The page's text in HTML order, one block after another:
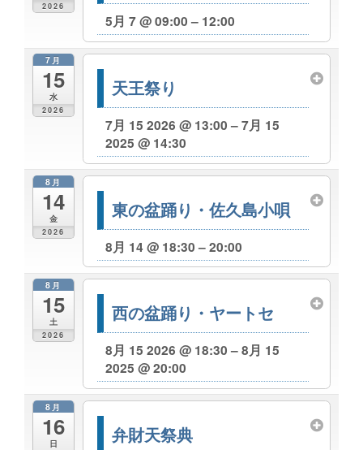
2026
5月 7 @ 09:00 – 12:00
7月
15
水
2026
天王祭り
7月 15 2026 @ 13:00 – 7月 15
2025 @ 14:30
8月
14
金
2026
東の盆踊り・佐久島小唄
8月 14 @ 18:30 – 20:00
8月
15
土
2026
西の盆踊り・ヤートセ
8月 15 2026 @ 18:30 – 8月 15
2025 @ 20:00
8月
16
日 弁財天祭典